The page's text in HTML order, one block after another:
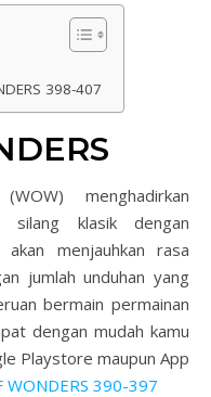
398-407
(WOW) menghadirkan
silang klasik dengan
menjauhkan rasa
jumlah unduhan yang
bermain permainan
dengan mudah kamu
Playstore maupun App
WONDERS 390-397